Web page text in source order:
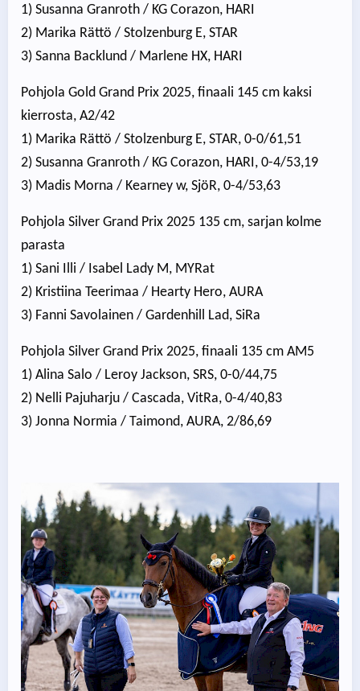
1) Susanna Granroth / KG Corazon, HARI
2) Marika Rättö / Stolzenburg E, STAR
3) Sanna Backlund / Marlene HX, HARI
Pohjola Gold Grand Prix 2025, finaali 145 cm kaksi
kierrosta, A2/42
1) Marika Rättö / Stolzenburg E, STAR, 0-0/61,51
2) Susanna Granroth / KG Corazon, HARI, 0-4/53,19
3) Madis Morna / Kearney w, SjöR, 0-4/53,63
Pohjola Silver Grand Prix 2025 135 cm, sarjan kolme
parasta
1) Sani Illi / Isabel Lady M, MYRat
2) Kristiina Teerimaa / Hearty Hero, AURA
3) Fanni Savolainen / Gardenhill Lad, SiRa
Pohjola Silver Grand Prix 2025, finaali 135 cm AM5
1) Alina Salo / Leroy Jackson, SRS, 0-0/44,75
2) Nelli Pajuharju / Cascada, VitRa, 0-4/40,83
3) Jonna Normia / Taimond, AURA, 2/86,69